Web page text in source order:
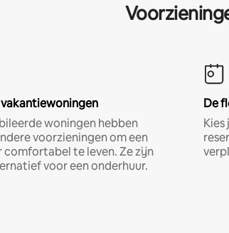
woningen hebben
voorzieningen om een
comfortabel te leven. Ze zijn
voor een onderhuur.
De